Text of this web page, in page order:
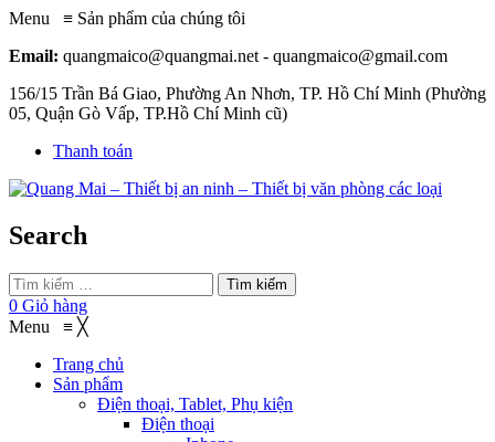
Menu ≡ Sản phẩm của chúng tôi
Email: quangmaico@quangmai.net - quangmaico@gmail.com
156/15 Trần Bá Giao, Phường An Nhơn, TP. Hồ Chí Minh (Phường
05, Quận Gò Vấp, TP.Hồ Chí Minh cũ)
Thanh toán
Search
Tìm kiếm
0 Giỏ hàng
Menu ≡ ╳
Trang chủ
Sản phẩm
Điện thoại, Tablet, Phụ kiện
Điện thoại